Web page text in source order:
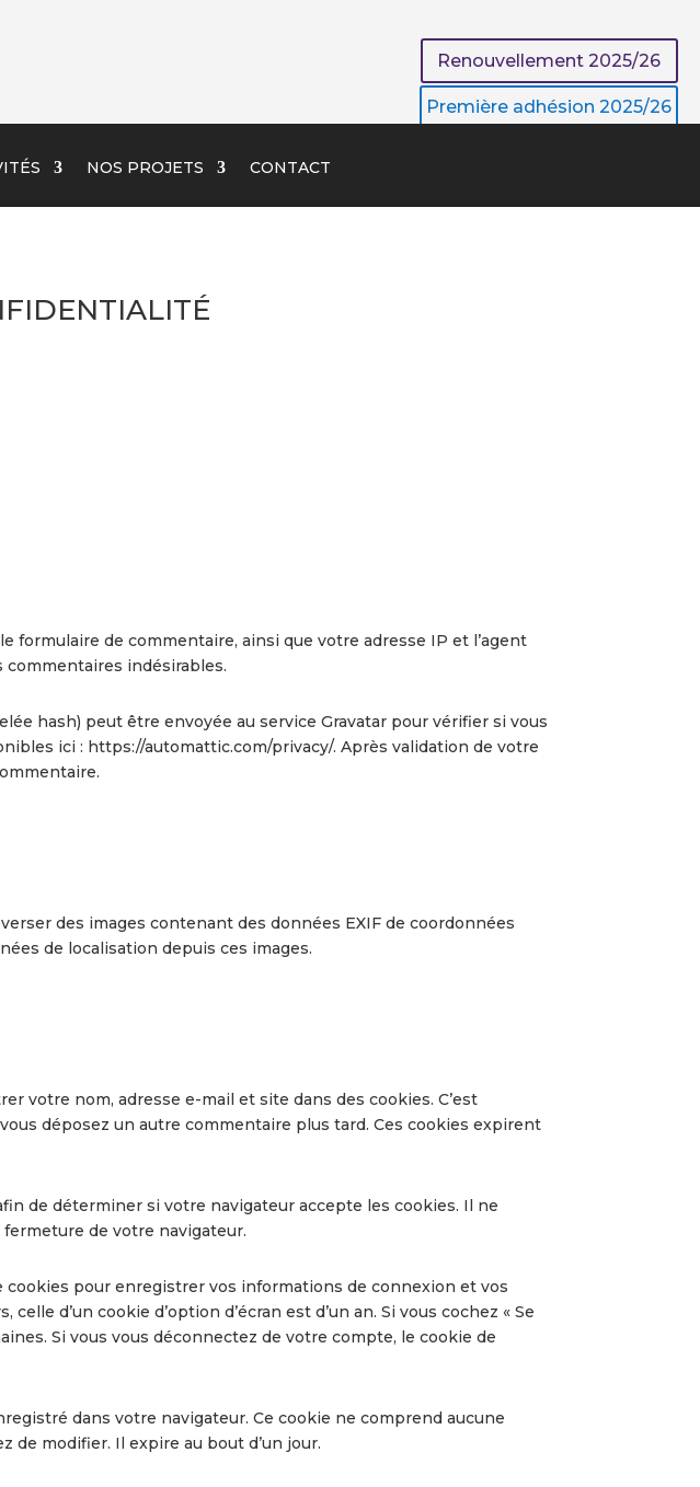
Renouvellement 2025/26
Première adhésion 2025/26
NOS PROJETS CONTACT
de commentaire, ainsi que votre adresse IP et l’agent
indésirables.
hash) peut être envoyée au service Gravatar pour vérifier si vous
ici : https://automattic.com/privacy/. Après validation de votre
des images contenant des données EXIF de coordonnées
de localisation depuis ces images.
votre nom, adresse e-mail et site dans des cookies. C’est
déposez un autre commentaire plus tard. Ces cookies expirent
de déterminer si votre navigateur accepte les cookies. Il ne
de votre navigateur.
pour enregistrer vos informations de connexion et vos
d’un cookie d’option d’écran est d’un an. Si vous cochez « Se
Si vous vous déconnectez de votre compte, le cookie de
dans votre navigateur. Ce cookie ne comprend aucune
de modifier. Il expire au bout d’un jour.